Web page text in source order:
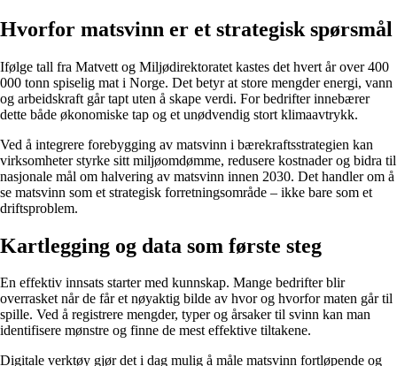
Hvorfor matsvinn er et strategisk spørsmål
Ifølge tall fra Matvett og Miljødirektoratet kastes det hvert år over 400
000 tonn spiselig mat i Norge. Det betyr at store mengder energi, vann
og arbeidskraft går tapt uten å skape verdi. For bedrifter innebærer
dette både økonomiske tap og et unødvendig stort klimaavtrykk.
Ved å integrere forebygging av matsvinn i bærekraftsstrategien kan
virksomheter styrke sitt miljøomdømme, redusere kostnader og bidra til
nasjonale mål om halvering av matsvinn innen 2030. Det handler om å
se matsvinn som et strategisk forretningsområde – ikke bare som et
driftsproblem.
Kartlegging og data som første steg
En effektiv innsats starter med kunnskap. Mange bedrifter blir
overrasket når de får et nøyaktig bilde av hvor og hvorfor maten går til
spille. Ved å registrere mengder, typer og årsaker til svinn kan man
identifisere mønstre og finne de mest effektive tiltakene.
Digitale verktøy gjør det i dag mulig å måle matsvinn fortløpende og